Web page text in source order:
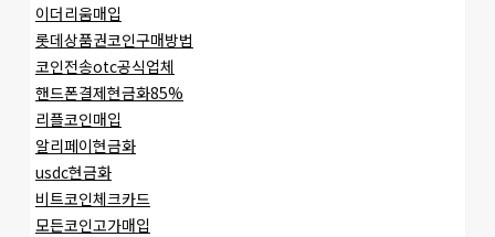
이더리움매입
롯데상품권코인구매방법
코인전송otc공식업체
핸드폰결제현금화85%
리플코인매입
알리페이현금화
usdc현금화
비트코인체크카드
모든코인고가매입